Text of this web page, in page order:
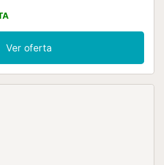
de vitrocerámica, tostadora,
microondas, congelador,
WC. Muebles de terraza. Vista a
dispone de: lavadora, plancha.
tener en cuenta: TV solamente ES.
Ver oferta